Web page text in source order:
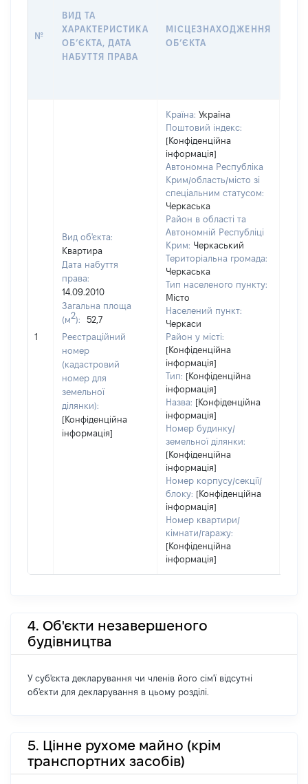
№
ВИД ТА
ХАРАКТЕРИСТИКА
ОБʼЄКТА, ДАТА
НАБУТТЯ ПРАВА
МІСЦЕЗНАХОДЖЕННЯ
ОБʼЄКТА
1
Вид об'єкта:
Квартира
Дата набуття
права:
14.09.2010
Загальна площа
(м2):
52,7
Реєстраційний
номер
(кадастровий
номер для
земельної
ділянки):
[Конфіденційна
інформація]
Країна: Україна
Поштовий індекс:
[Конфіденційна
інформація]
Автономна Республіка
Крим/область/місто зі
спеціальним статусом:
Черкаська
Район в області та
Автономній Республіці
Крим: Черкаський
Територіальна громада:
Черкаська
Тип населеного пункту:
Місто
Населений пункт:
Черкаси
Район у місті:
[Конфіденційна
інформація]
Тип: [Конфіденційна
інформація]
Назва: [Конфіденційна
інформація]
Номер будинку/
земельної ділянки:
[Конфіденційна
інформація]
Номер корпусу/секції/
блоку: [Конфіденційна
інформація]
Номер квартири/
кімнати/гаражу:
[Конфіденційна
інформація]
4. Об'єкти незавершеного
будівництва
У суб'єкта декларування чи членів його сім'ї відсутні
об'єкти для декларування в цьому розділі.
5. Цінне рухоме майно (крім
транспортних засобів)